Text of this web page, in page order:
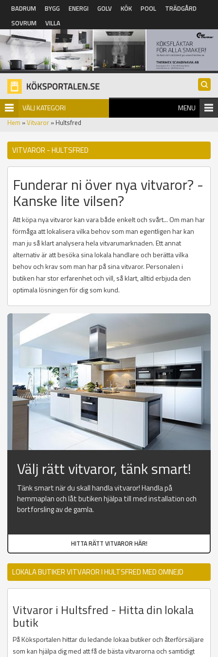
Hoppa till huvudinnehåll
BADRUM BYGG ENERGI GOLV KÖK POOL
TRÄDGÅRD
SOVRUM
VILLA
VÄLJ KATEGORI MENU
Hem »Vitvaror » Hultsfred
VITVAROR - HULTSFRED
Funderar ni över nya vitvaror? -
Kanske lite vilsen?
Att köpa nya vitvaror kan vara både enkelt och svårt... Om man har
förmåga att lokalisera vilka behov som man egentligen har kan
man ju så klart analysera hela vitvarumarknaden. Ett annat
alternativ är att besöka sina lokala handlare och berätta vilka
behov och krav som man har på sina vitvaror. Personalen i
butiken har stor erfarenhet och vill, så klart, alltid erbjuda den
optimala lösningen för dig som kund.
Välj rätt vitvaror, tänk smart!
Tänk smart när du skall handla vitvaror! Handla på
hemmaplan och låt butiken hjälpa till med installation och
bortforsling av de gamla.
HITTA RÄTT VITVAROR HÄR!
LOKALA BUTIKER VITVAROR I HULTSFRED MED OMNEJD
Vitvaror i Hultsfred - Hitta din lokala
butik
På Köksportalen hittar du ledande lokaa butiker och återförsäljare
som kan hjälpa dig med att få de bästa vitvarorna och samtidigt